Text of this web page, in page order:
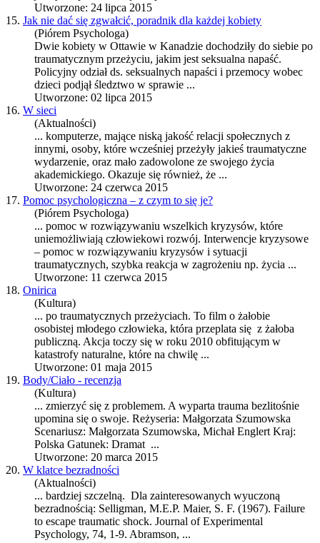
Utworzone: 24 lipca 2015
15. Jak nie dać się zgwałcić, poradnik dla każdej kobiety
(Piórem Psychologa)
Dwie kobiety w Ottawie w Kanadzie dochodziły do siebie po
traumatycznym przeżyciu, jakim jest seksualna napaść.
Policyjny odział ds. seksualnych napaści i przemocy wobec
dzieci podjął śledztwo w sprawie ...
Utworzone: 02 lipca 2015
16. W sieci
(Aktualności)
... komputerze, mające niską jakość relacji społecznych z
innymi, osoby, które wcześniej przeżyły jakieś traumatyczne
wydarzenie, oraz mało zadowolone ze swojego życia
akademickiego. Okazuje się również, że ...
Utworzone: 24 czerwca 2015
17. Pomoc psychologiczna – z czym to się je?
(Piórem Psychologa)
... pomoc w rozwiązywaniu wszelkich kryzysów, które
uniemożliwiają człowiekowi rozwój. Interwencje kryzysowe
– pomoc w rozwiązywaniu kryzysów i sytuacji
traumatycznych, szybka reakcja w zagrożeniu np. życia ...
Utworzone: 11 czerwca 2015
18. Onirica
(Kultura)
... po traumatycznych przeżyciach. To film o żałobie
osobistej młodego człowieka, która przeplata się z żałoba
publiczną. Akcja toczy się w roku 2010 obfitującym w
katastrofy naturalne, które na chwilę ...
Utworzone: 01 maja 2015
19. Body/Ciało - recenzja
(Kultura)
... zmierzyć się z problemem. A wyparta trauma bezlitośnie
upomina się o swoje. Reżyseria: Małgorzata Szumowska
Scenariusz: Małgorzata Szumowska, Michał Englert Kraj:
Polska Gatunek: Dramat ...
Utworzone: 20 marca 2015
20. W klatce bezradności
(Aktualności)
... bardziej szczelną. Dla zainteresowanych wyuczoną
bezradnością: Selligman, M.E.P. Maier, S. F. (1967). Failure
to escape traumatic shock. Journal of Experimental
Psychology, 74, 1-9. Abramson, ...